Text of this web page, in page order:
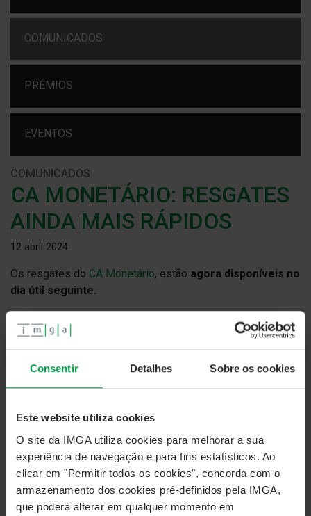
Consentir Detalhes Sobre os cookies
Este website utiliza cookies
O site da IMGA utiliza cookies para melhorar a sua
experiência de navegação e para fins estatísticos. Ao
clicar em "Permitir todos os cookies", concorda com o
armazenamento dos cookies pré-definidos pela IMGA,
que poderá alterar em qualquer momento em
COMUNICADOS
PRÉMIOS
EVENTOS
COMUNICADOS
CA MONETÁRIO: RESGATES
AINDA MAIS RÁPIDOS
12 abril 2024
Os resgates do CA Monetário, estão agora disponíveis no
dia útil seguinte.
dos novos documentos constitutivos a 8 de abril, altera o
prazo de pré-aviso de resgatede 2 para 1 dia útil.